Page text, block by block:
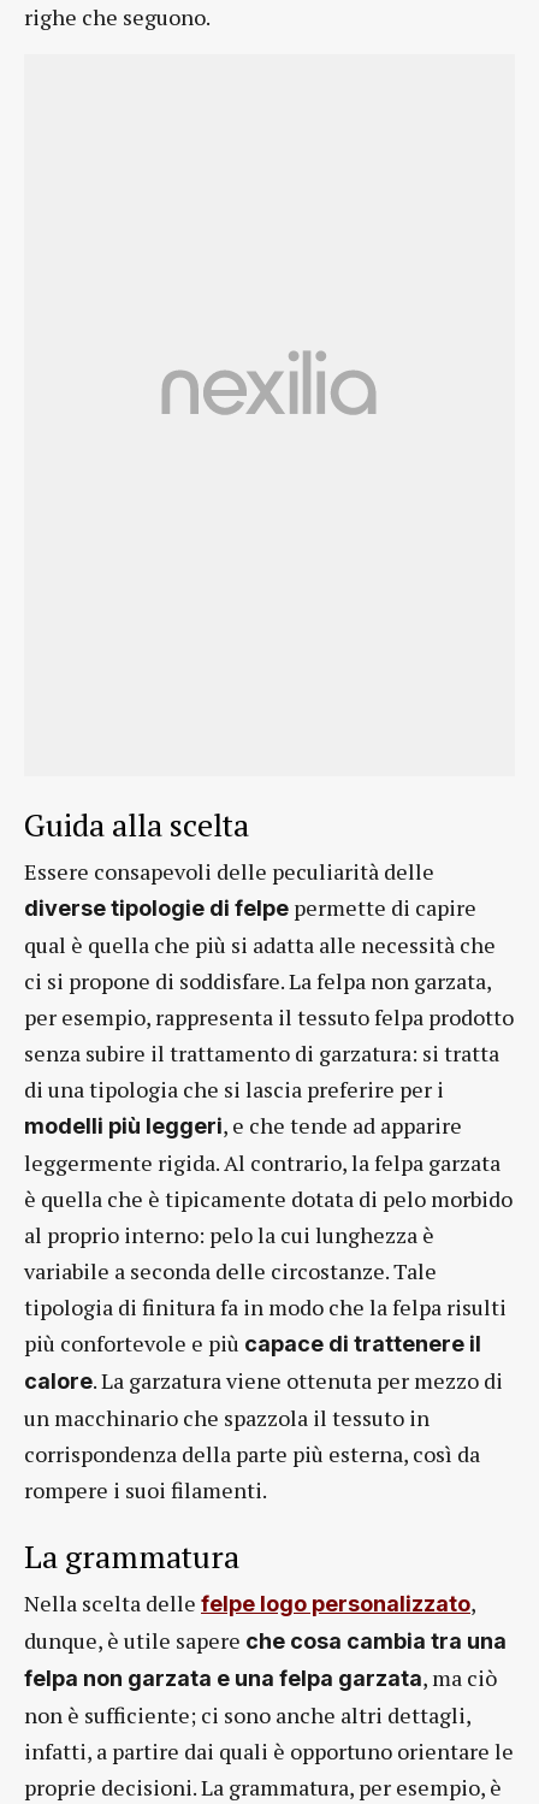
righe che seguono.
Guida alla scelta
Essere consapevoli delle peculiarità delle
diverse tipologie di felpe permette di capire
qual è quella che più si adatta alle necessità che
ci si propone di soddisfare. La felpa non garzata,
per esempio, rappresenta il tessuto felpa prodotto
senza subire il trattamento di garzatura: si tratta
di una tipologia che si lascia preferire per i
modelli più leggeri, e che tende ad apparire
leggermente rigida. Al contrario, la felpa garzata
è quella che è tipicamente dotata di pelo morbido
al proprio interno: pelo la cui lunghezza è
variabile a seconda delle circostanze. Tale
tipologia di finitura fa in modo che la felpa risulti
più confortevole e più capace di trattenere il
calore. La garzatura viene ottenuta per mezzo di
un macchinario che spazzola il tessuto in
corrispondenza della parte più esterna, così da
rompere i suoi filamenti.
La grammatura
Nella scelta delle felpe logo personalizzato,
dunque, è utile sapere che cosa cambia tra una
felpa non garzata e una felpa garzata, ma ciò
non è sufficiente; ci sono anche altri dettagli,
infatti, a partire dai quali è opportuno orientare le
proprie decisioni. La grammatura, per esempio, è